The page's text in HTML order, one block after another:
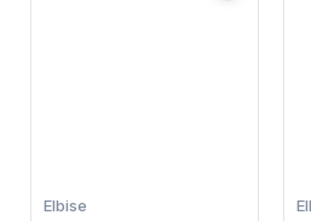
Elbise